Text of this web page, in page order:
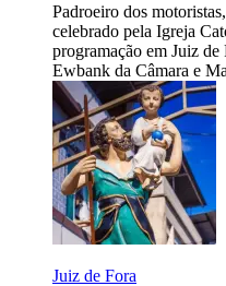
Padroeiro dos
celebrado pela Igreja
programação em Juiz
Ewbank da Câmara e
Juiz de Fora